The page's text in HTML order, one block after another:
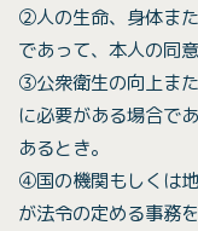
②人の生命、身体ま
であって、本人の同
③公衆衛生の向上ま
に必要がある場合で
あるとき。
④国の機関もしくは
が法令の定める事務